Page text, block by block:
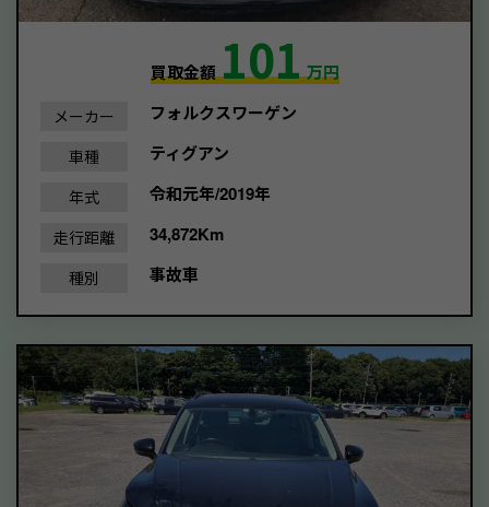
買取金額101万円
メーカー フォルクスワーゲン
車種 ティグアン
年式 令和元年/2019年
走行距離 34,872Km
種別 事故車